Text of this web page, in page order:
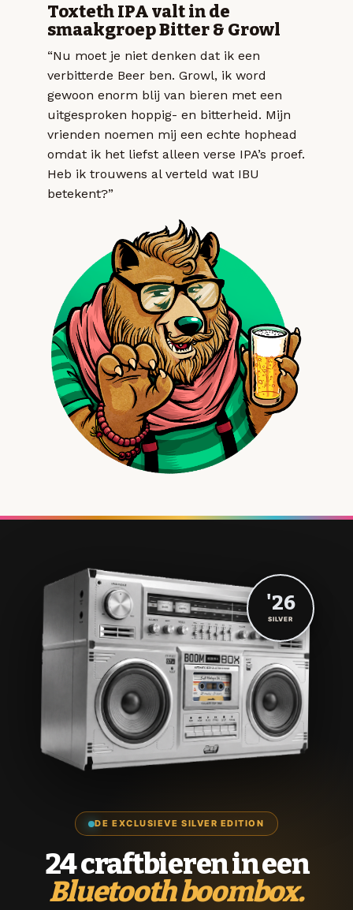
Toxteth IPA valt in de
smaakgroep Bitter & Growl
“Nu moet je niet denken dat ik een
verbitterde Beer ben. Growl, ik word
gewoon enorm blij van bieren met een
uitgesproken hoppig- en bitterheid. Mijn
vrienden noemen mij een echte hophead
omdat ik het liefst alleen verse IPA’s proef.
Heb ik trouwens al verteld wat IBU
betekent?”
DE EXCLUSIEVE SILVER EDITION
24 craftbieren in een
Bluetooth boombox.
'26
SILVER